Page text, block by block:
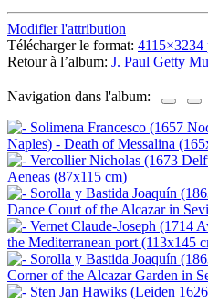
Modifier l'attribution
Télécharger le format: 4115×3234
Retour à l’album: J. Paul Getty
Navigation dans l'album: